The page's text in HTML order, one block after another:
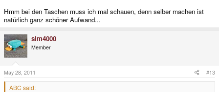
Hmm bei den Taschen muss ich mal schauen, denn selber machen ist
natürlich ganz schöner Aufwand...
sim4000
Member
May 28, 2011 #13
ABC said: